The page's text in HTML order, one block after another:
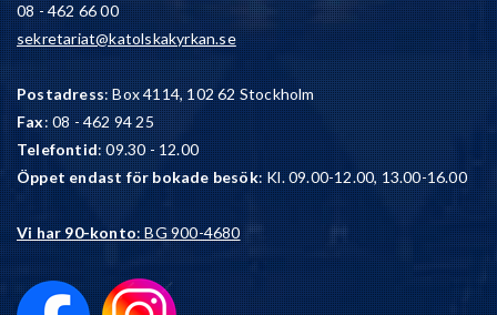
08 - 462 66 00
sekretariat@katolskakyrkan.se
Postadress: Box 4114, 102 62 Stockholm
Fax: 08 - 462 94 25
Telefontid: 09.30 - 12.00
Öppet endast för bokade besök: Kl. 09.00-12.00, 13.00-16.00
Vi har 90-konto: BG 900-4680